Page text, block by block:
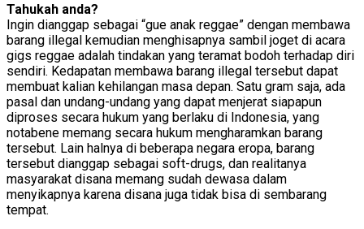
Tahukah anda?
Ingin dianggap sebagai “gue anak reggae” dengan membawa
barang illegal kemudian menghisapnya sambil joget di acara
gigs reggae adalah tindakan yang teramat bodoh terhadap diri
sendiri. Kedapatan membawa barang illegal tersebut dapat
membuat kalian kehilangan masa depan. Satu gram saja, ada
pasal dan undang-undang yang dapat menjerat siapapun
diproses secara hukum yang berlaku di Indonesia, yang
notabene memang secara hukum mengharamkan barang
tersebut. Lain halnya di beberapa negara eropa, barang
tersebut dianggap sebagai soft-drugs, dan realitanya
masyarakat disana memang sudah dewasa dalam
menyikapnya karena disana juga tidak bisa di sembarang
tempat.